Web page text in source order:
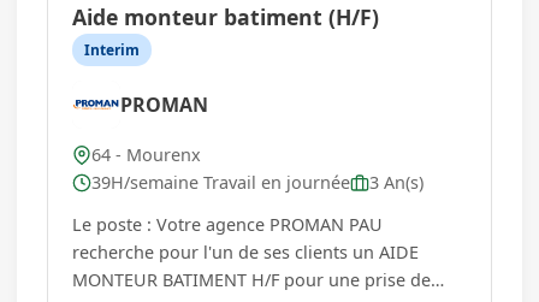
Aide monteur batiment (H/F)
Interim
PROMAN
64 - Mourenx
39H/semaine Travail en journée
3 An(s)
Le poste : Votre agence PROMAN PAU
recherche pour l'un de ses clients un AIDE
MONTEUR BATIMENT H/F pour une prise de